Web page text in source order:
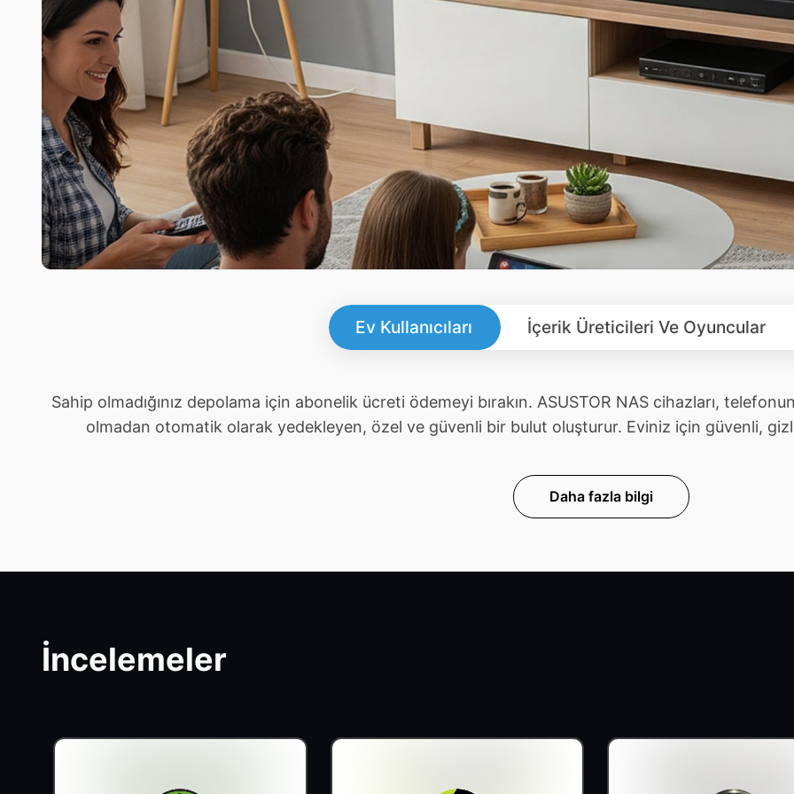
Ev Kullanıcıları İçerik Üreticileri Ve Oyuncular
Sahip olmadığınız depolama için abonelik ücreti ödemeyi bırakın. ASUSTOR NAS cihazları,
olmadan otomatik olarak yedekleyen, özel ve güvenli bir bulut oluşturur. Eviniz için güvenli,
Daha fazla bilgi
İncelemeler